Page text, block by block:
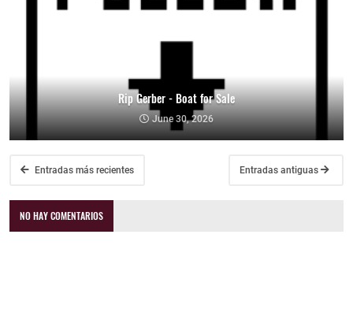
Rip Gerber - Boat for Sale
June 30, 2026
Entradas más recientes Entradas antiguas
NO HAY COMENTARIOS